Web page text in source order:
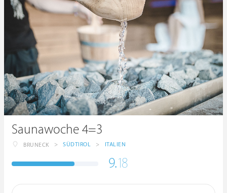
Saunawoche 4=3
BRUNECK > SÜDTIROL > ITALIEN
9.18